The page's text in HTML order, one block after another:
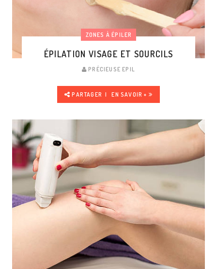
ZONES À ÉPILER
ÉPILATION VISAGE ET SOURCILS
PRÉCIEUSE EPIL
PARTAGER EN SAVOIR +